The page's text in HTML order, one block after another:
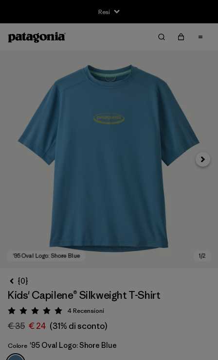
Resi
Avanti
{0}
Kids' Capilene® Silkweight T-Shirt
Valutazione: 5 / 5
4Recensioni
€ 35 € 24 (31% di sconto)
Colore '95 Oval Logo: Shore Blue